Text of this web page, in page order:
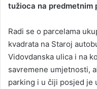
tužioca na predmetnim
Radi se o parcelama
kvadrata na Staroj
Vidovdanska ulica i na
savremene umjetnosti,
parking i u čiji posjed je